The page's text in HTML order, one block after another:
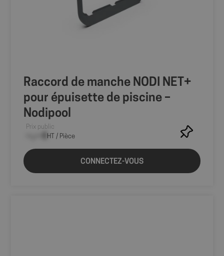
Raccord de manche NODI NET+
pour épuisette de piscine –
Nodipool
Prix public
HT / Pièce
CONNECTEZ-VOUS